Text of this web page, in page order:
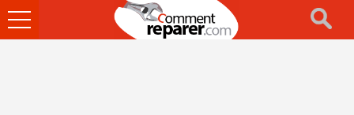
Ouvrir
le